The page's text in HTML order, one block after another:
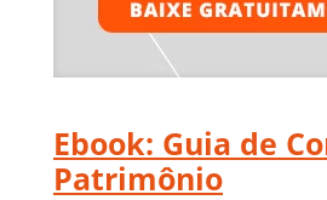
Ebook: Guia de
Patrimônio